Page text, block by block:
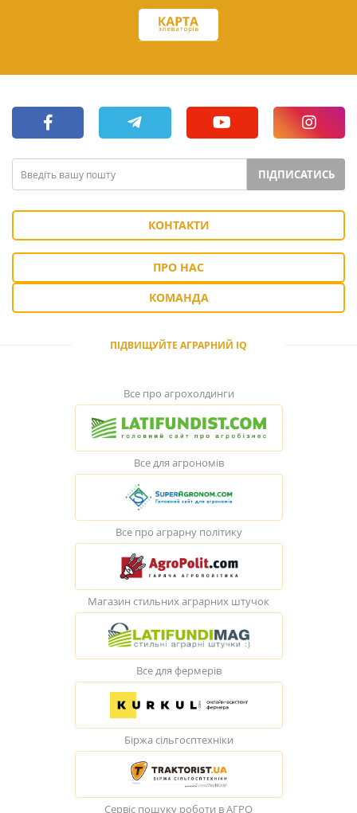
ПІДПИСАТИСЬ
КОНТАКТИ
ПРО НАС
КОМАНДА
ПІДВИЩУЙТЕ АГРАРНИЙ IQ
Все про агрохолдинги
Все для агрономів
Все про аграрну політику
Магазин стильних аграрних штучок
Все для фермерів
Біржа сільгосптехніки
Сервіс пошуку роботи в АГРО